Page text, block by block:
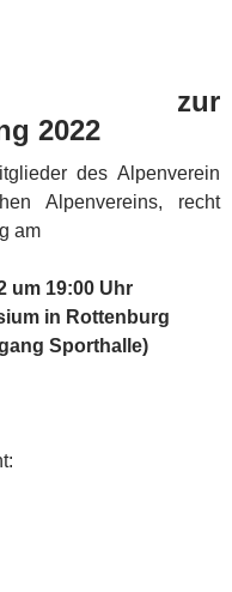
zur
2022
des Alpenverein
Alpenvereins, recht
am
um 19:00 Uhr
in Rottenburg
Sporthalle)